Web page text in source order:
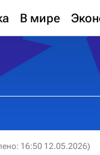
В мире
16:50 12.05.2026)